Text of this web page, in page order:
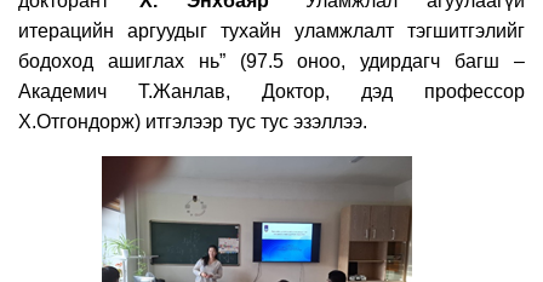
итерацийн аргуудыг тухайн уламжлалт тэгшитгэлийг
бодоход ашиглах нь” (97.5
оноо, удирдагч багш –
Академич Т.Жанлав, Доктор, дэд профессор
Х.Отгондорж) итгэлээр тус тус эзэллээ.